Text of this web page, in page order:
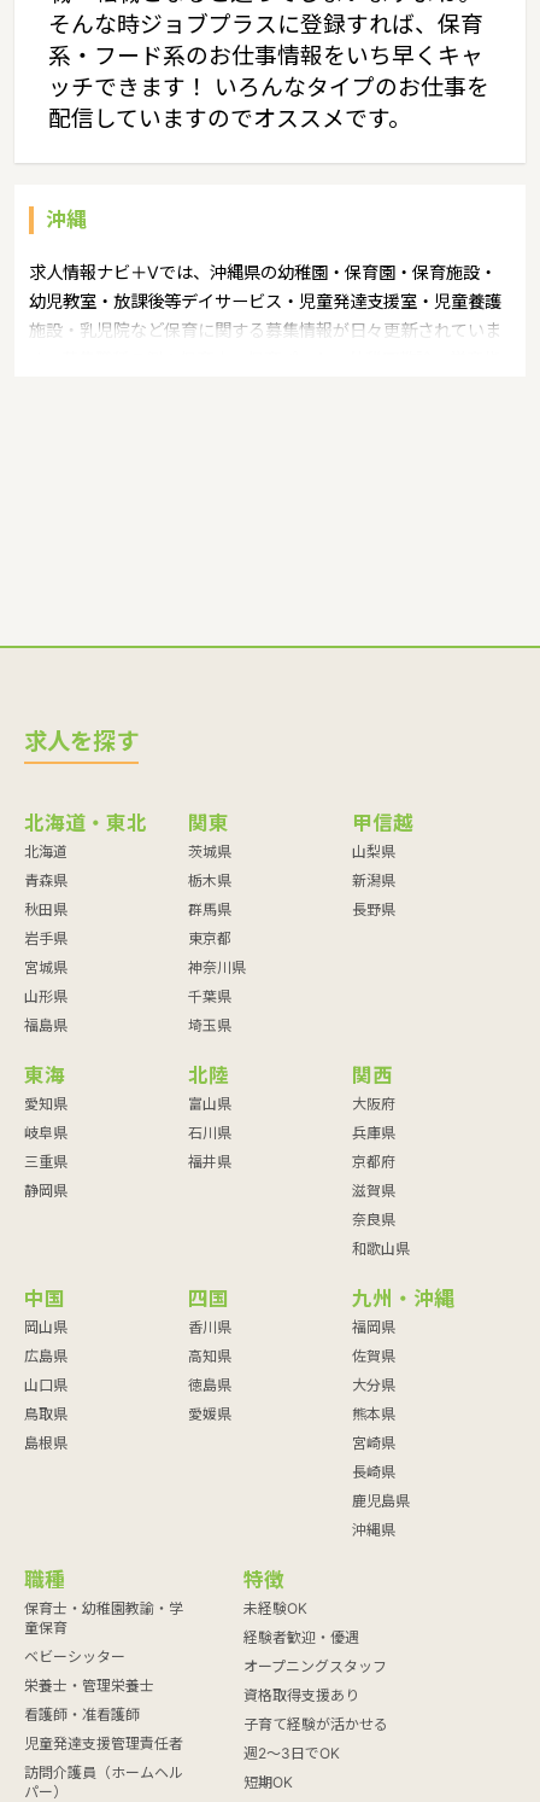
そんな時ジョブプラスに登録すれば、保育
系・フード系のお仕事情報をいち早くキャ
ッチできます！ いろんなタイプのお仕事を
配信していますのでオススメです。
沖縄
求人情報ナビ＋Vでは、沖縄県の幼稚園・保育園・保育施設・
幼児教室・放課後等デイサービス・児童発達支援室・児童養護
施設・乳児院など保育に関する募集情報が日々更新されていま
求人を探す
北海道・東北
北海道
青森県
秋田県
岩手県
宮城県
山形県
福島県
関東
茨城県
栃木県
群馬県
東京都
神奈川県
千葉県
埼玉県
甲信越
山梨県
新潟県
長野県
東海
愛知県
岐阜県
三重県
静岡県
北陸
富山県
石川県
福井県
関西
大阪府
兵庫県
京都府
滋賀県
奈良県
和歌山県
中国
岡山県
広島県
山口県
鳥取県
島根県
四国
香川県
高知県
徳島県
愛媛県
九州・沖縄
福岡県
佐賀県
大分県
熊本県
宮崎県
長崎県
鹿児島県
沖縄県
職種
保育士・幼稚園教諭・学
童保育
ベビーシッター
栄養士・管理栄養士
看護師・准看護師
児童発達支援管理責任者
訪問介護員（ホームヘル
パー）
特徴
未経験OK
経験者歓迎・優遇
オープニングスタッフ
資格取得支援あり
子育て経験が活かせる
週2～3日でOK
短期OK